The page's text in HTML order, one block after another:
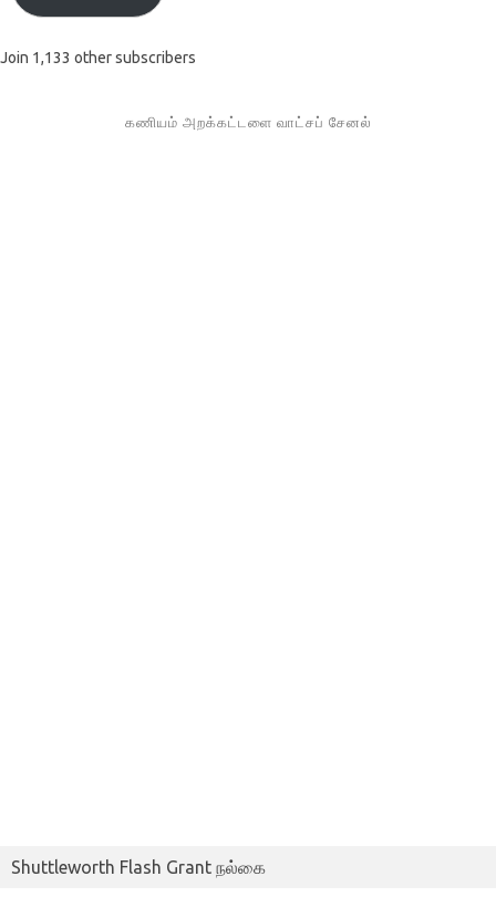
Join 1,133 other subscribers
கணியம் அறக்கட்டளை வாட்சப் சேனல்
Shuttleworth Flash Grant நல்கை